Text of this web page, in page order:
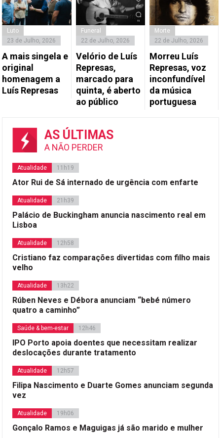
Luto
23 de Julho, 2026
A mais singela e
original
homenagem a
Luís Represas
Funeral
22 de Julho, 2026
Velório de Luís
Represas,
marcado para
quinta, é aberto
ao público
Morte
22 de Julho, 2026
Morreu Luís
Represas, voz
inconfundível
da música
portuguesa
AS ÚLTIMAS
A NÃO PERDER
Atualidade 11h19
Ator Rui de Sá internado de urgência com enfarte
Atualidade 21h39
Palácio de Buckingham anuncia nascimento real em
Lisboa
Atualidade 12h58
Cristiano faz comparações divertidas com filho mais
velho
Atualidade 13h22
Rúben Neves e Débora anunciam “bebé número
quatro a caminho”
Saúde & bem-estar 12h46
IPO Porto apoia doentes que necessitam realizar
deslocações durante tratamento
Atualidade 12h57
Filipa Nascimento e Duarte Gomes anunciam segunda
vez
Atualidade 19h06
Gonçalo Ramos e Maguigas já são marido e mulher